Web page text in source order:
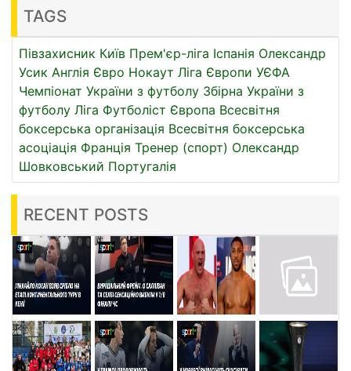
TAGS
Півзахисник Київ Прем'єр-ліга Іспанія Олександр
Усик Англія Євро Нокаут Ліга Європи УЄФА
Чемпіонат України з футболу Збірна України з
футболу Ліга Футболіст Європа Всесвітня
боксерська організація Всесвітня боксерська
асоціація Франція Тренер (спорт) Олександр
Шовковський Португалія
RECENT POSTS